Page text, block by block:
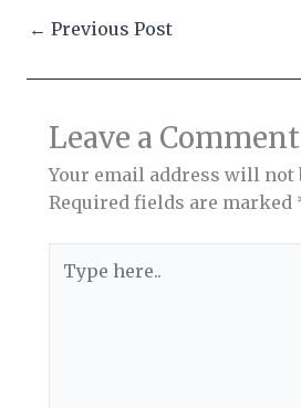
← Previous Post
Leave a Comment
Your email address will not
Required fields are marked
here..